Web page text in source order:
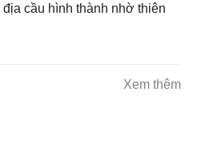
cầu hình thành nhờ thiên
Xem thêm